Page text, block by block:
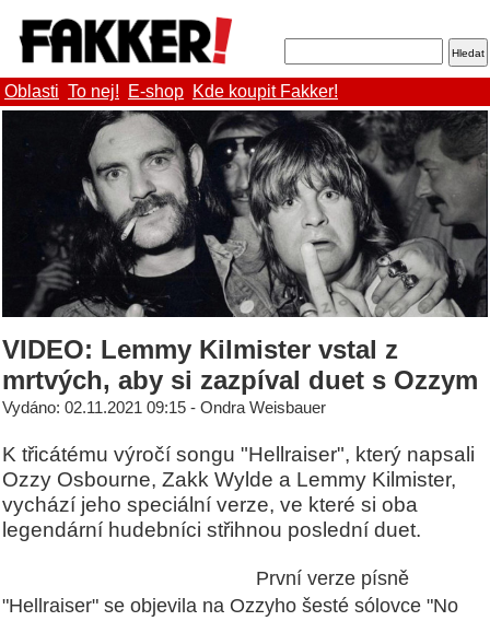
Oblasti To nej! E-shop Kde koupit Fakker!
VIDEO: Lemmy Kilmister vstal z
mrtvých, aby si zazpíval duet s Ozzym
Vydáno: 02.11.2021 09:15 - Ondra Weisbauer
K třicátému výročí songu "Hellraiser", který napsali
Ozzy Osbourne, Zakk Wylde a Lemmy Kilmister,
vychází jeho speciální verze, ve které si oba
legendární hudebníci střihnou poslední duet.
První verze písně
"Hellraiser" se objevila na Ozzyho šesté sólovce "No